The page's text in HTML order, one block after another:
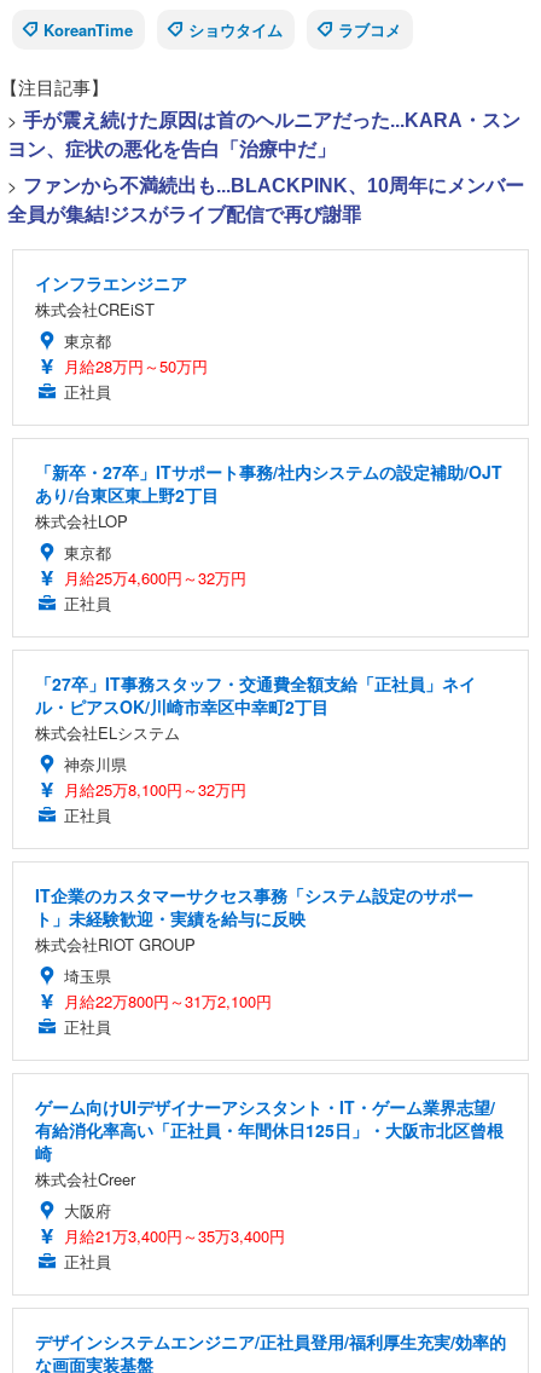
KoreanTime
ショウタイム ラブコメ
【注目記事】
> 手が震え続けた原因は首のヘルニアだった...KARA・スン
ヨン、症状の悪化を告白「治療中だ」
> ファンから不満続出も...BLACKPINK、10周年にメンバー
全員が集結!ジスがライブ配信で再び謝罪
インフラエンジニア
株式会社CREiST
東京都
月給28万円～50万円
正社員
「新卒・27卒」ITサポート事務/社内システムの設定補助/OJT
あり/台東区東上野2丁目
株式会社LOP
東京都
月給25万4,600円～32万円
正社員
「27卒」IT事務スタッフ・交通費全額支給「正社員」ネイ
ル・ピアスOK/川崎市幸区中幸町2丁目
株式会社ELシステム
神奈川県
月給25万8,100円～32万円
正社員
IT企業のカスタマーサクセス事務「システム設定のサポー
ト」未経験歓迎・実績を給与に反映
株式会社RIOT GROUP
埼玉県
月給22万800円～31万2,100円
正社員
ゲーム向けUIデザイナーアシスタント・IT・ゲーム業界志望/
有給消化率高い「正社員・年間休日125日」・大阪市北区曾根
崎
株式会社Creer
大阪府
月給21万3,400円～35万3,400円
正社員
デザインシステムエンジニア/正社員登用/福利厚生充実/効率的
な画面実装基盤